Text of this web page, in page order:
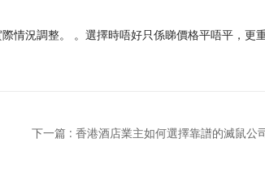
情況調整。 。選擇時唔好只係睇價格平唔平，更
下一篇 : 香港酒店業主如何選擇靠譜的滅鼠公